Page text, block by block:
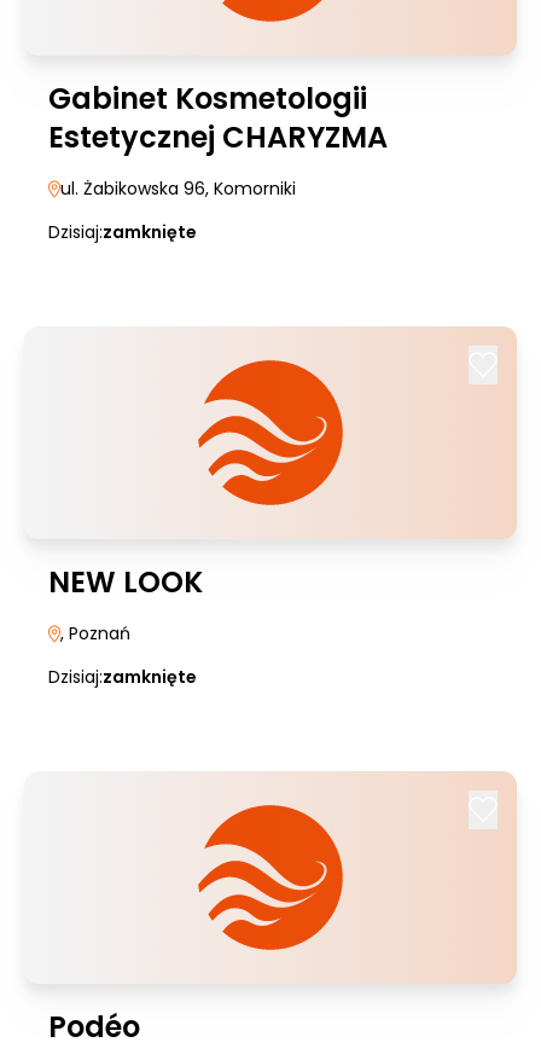
Gabinet Kosmetologii
Estetycznej CHARYZMA
ul. Żabikowska 96, Komorniki
Dzisiaj:zamknięte
NEW LOOK
, Poznań
Dzisiaj:zamknięte
Podéo